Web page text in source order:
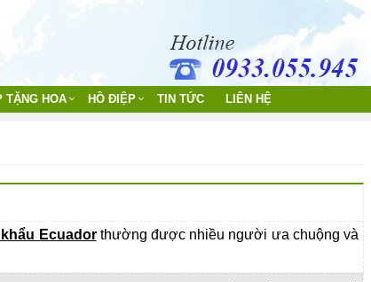
TẶNG HOA HỒ ĐIỆP TIN TỨC LIÊN HỆ
Ecuadorthường được nhiều người ưa chuộng và